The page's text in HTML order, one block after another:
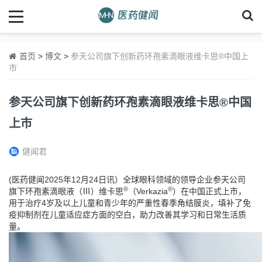
首页 > 博文 > 参天公司旗下创新药环孢素滴眼液维卡思®中国上
市
参天公司旗下创新药环孢素滴眼液维卡思®中国
上市
健闻君
(医药健闻2025年12月24日讯）全球眼科领域的领导企业参天公司
旗下环孢素滴眼液（Ⅲ）维卡思® （Verkazia®）在中国正式上市，
用于治疗4岁及以上儿童和青少年的严重性春季角结膜炎，填补了免
疫抑制剂在儿童适应症方面的空白，助力改善其学习和日常生活质
量。